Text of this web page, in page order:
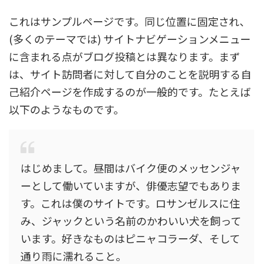
これはサンプルページです。同じ位置に固定され、
(多くのテーマでは) サイトナビゲーションメニュー
に含まれる点がブログ投稿とは異なります。まず
は、サイト訪問者に対して自分のことを説明する自
己紹介ページを作成するのが一般的です。たとえば
以下のようなものです。
はじめまして。昼間はバイク便のメッセンジャ
ーとして働いていますが、俳優志望でもありま
す。これは僕のサイトです。ロサンゼルスに住
み、ジャックという名前のかわいい犬を飼って
います。好きなものはピニャコラーダ、そして
通り雨に濡れること。